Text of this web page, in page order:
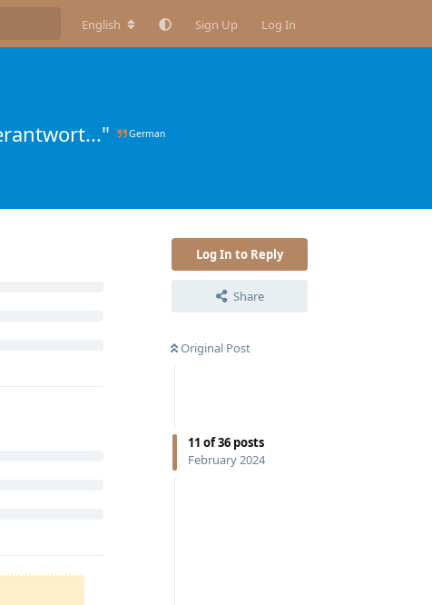
English Sign Up Log In
German
Log In to Reply
Share
Original Post
11 of36 posts
February 2024